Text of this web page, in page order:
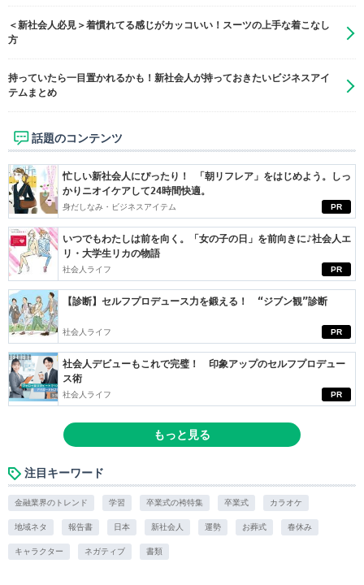
＜新社会人必見＞着慣れてる感じがカッコいい！スーツの上手な着こなし
方
持っていたら一目置かれるかも！新社会人が持っておきたいビジネスアイ
テムまとめ
話題のコンテンツ
PR
忙しい新社会人にぴったり！ 「朝リフレア」をはじめよう。しっ
かりニオイケアして24時間快適。
身だしなみ・ビジネスアイテム
PR
いつでもわたしは前を向く。「女の子の日」を前向きに♪社会人エ
リ・大学生リカの物語
社会人ライフ
PR
【診断】セルフプロデュース力を鍛える！ “ジブン観”診断
社会人ライフ
PR
社会人デビューもこれで完璧！ 印象アップのセルフプロデュー
ス術
社会人ライフ
もっと見る
注目キーワード
金融業界のトレンド 学習 卒業式の袴特集 卒業式 カラオケ
地域ネタ 報告書 日本 新社会人 運勢 お葬式 春休み
キャラクター ネガティブ 書類